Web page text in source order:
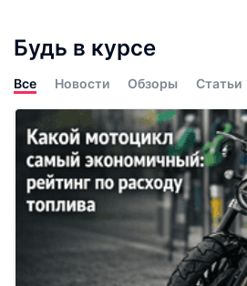
Будь в курсе
Все Новости Обзоры Статьи